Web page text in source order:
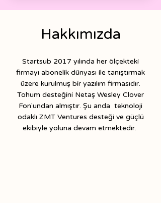
Hakkımızda
Startsub 2017 yılında her ölçekteki
firmayı abonelik dünyası ile tanıştırmak
üzere kurulmuş bir yazılım firmasıdır.
Tohum desteğini Netaş Wesley Clover
Fon'undan almıştır. Şu anda teknoloji
odaklı ZMT Ventures desteği ve güçlü
ekibiyle yoluna devam etmektedir.